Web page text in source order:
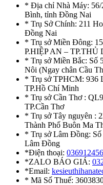
* Địa chỉ Nhà Máy:
Bình, tỉnh Đồng Nai
* Trụ Sở Chính: 211
Đồng Nai
* Trụ sở Miền Đông:
P.HIỆP AN –
* Trụ sở Miền Bắc: Số
Nôi (Ngay chân Cầu
* Trụ sở TPHCM: 936
TP.Hồ Chí Minh
* Trụ sở Cần Thơ :
TP.Cần Thơ
* Trụ sở Tây nguyên :
Thành Phố Buôn Ma
* Trụ sở Lâm Đồng:
Lâm Đồng
*Điện thoại:
*ZALO BÁO GIÁ:
*Email:
* Mã Số Thuế: